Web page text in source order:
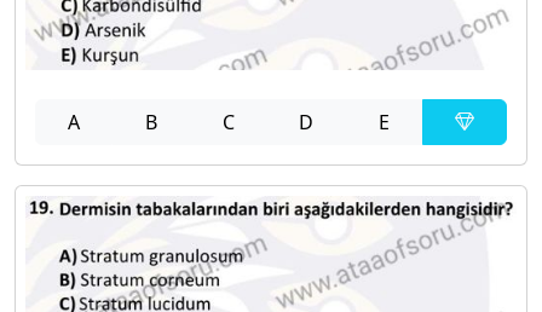
A B C D E